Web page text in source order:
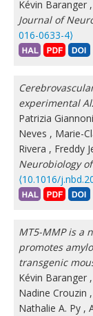
Kévin Baranger ,
Journal of
016-0633-4⟩
experimental
Patrizia Giannoni
Neves , Marie-
Rivera , Freddy
Neurobiology
⟨10.1016/
MT5-MMP is a
promotes
transgenic
Kévin Baranger ,
Nadine Crouzin ,
Nathalie A. Py ,